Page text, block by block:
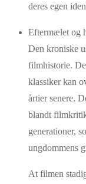
deres egen
Eftermælet og
Den kroniske
filmhistorie.
klassiker kan
årtier senere.
blandt
generationer,
ungdommens
At filmen